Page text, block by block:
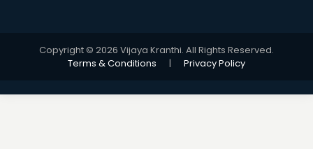
Copyright © 2026 Vijaya Kranthi. All Rights Reserved.
Terms & Conditions
| Privacy Policy